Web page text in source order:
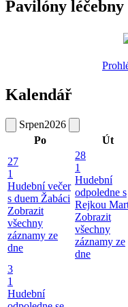
Pavilóny léčebny
Kalendář
Srpen2026
Po
Út
27
1
Hudební večer
s duem Žabáci
Zobrazit
všechny
záznamy ze
dne
28
1
Hudební
odpoledne s
Rejkou
Zobrazit
všechny
záznamy ze
dne
3
1
Hudební